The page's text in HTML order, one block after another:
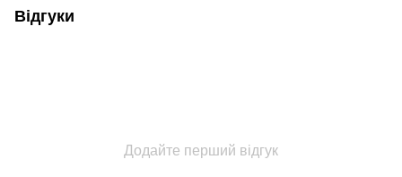
Відгуки
Додайте перший відгук